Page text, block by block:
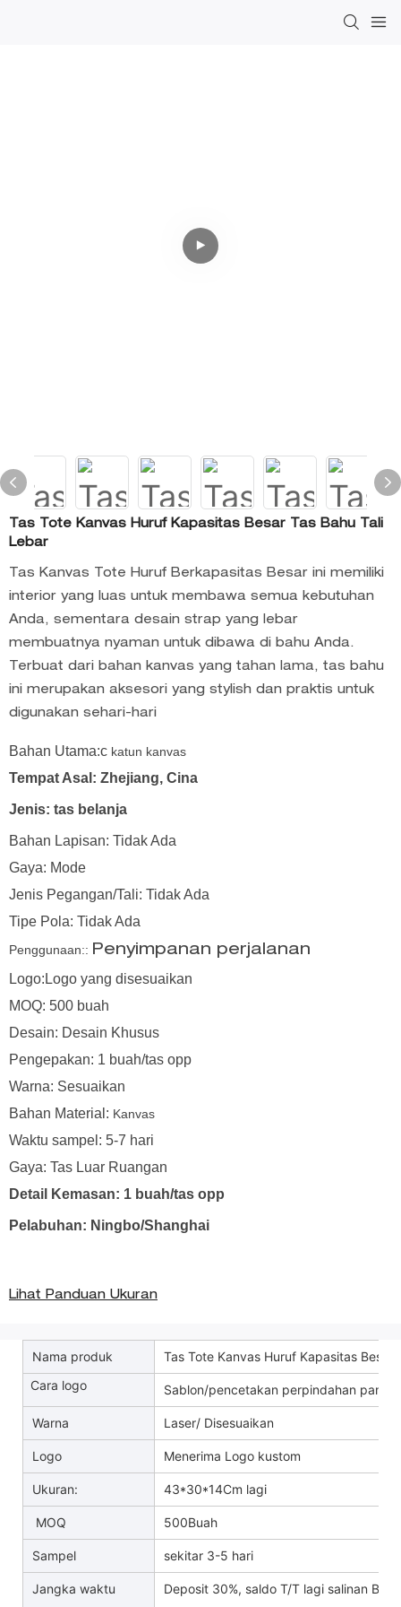
Tas Tote Kanvas Huruf Kapasitas Besar Tas Bahu Tali
Lebar
Tas Kanvas Tote Huruf Berkapasitas Besar ini memiliki
interior yang luas untuk membawa semua kebutuhan
Anda, sementara desain strap yang lebar
membuatnya nyaman untuk dibawa di bahu Anda.
Terbuat dari bahan kanvas yang tahan lama, tas bahu
ini merupakan aksesori yang stylish dan praktis untuk
digunakan sehari-hari
Bahan Utama:c katun kanvas
Tempat Asal: Zhejiang, Cina
Jenis: tas belanja
Bahan Lapisan: Tidak Ada
Gaya: Mode
Jenis Pegangan/Tali: Tidak Ada
Tipe Pola: Tidak Ada
Penggunaan:: Penyimpanan perjalanan
Logo:Logo yang disesuaikan
MOQ: 500 buah
Desain: Desain Khusus
Pengepakan: 1 buah/tas opp
Warna: Sesuaikan
Bahan Material: Kanvas
Waktu sampel: 5-7 hari
Gaya: Tas Luar Ruangan
Detail Kemasan: 1 buah/tas opp
Pelabuhan: Ningbo/Shanghai
Lihat Panduan Ukuran
Nama produk
Tas Tote Kanvas Huruf Kapasitas Besar
Cara logo
Sablon/pencetakan perpindahan panas
Warna Laser/ Disesuaikan
Logo Menerima Logo kustom
Ukuran: 43*30*14Cm lagi
MOQ 500Buah
Sampel sekitar 3-5 hari
Jangka waktu
Deposit 30%, saldo T/T lagi salinan B/L